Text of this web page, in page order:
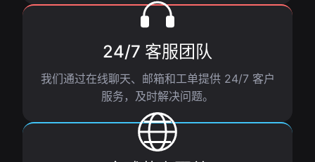
24/7 客服团队
我们通过在线聊天、邮箱和工单提供 24/7 客户
服务，及时解决问题。